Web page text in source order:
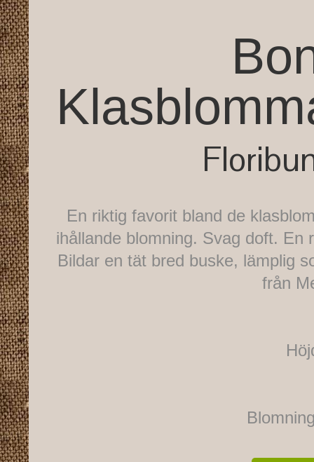
En riktig favorit bland de
ihållande blomning. Svag doft. En
Bildar en tät bred buske, lämplig
från